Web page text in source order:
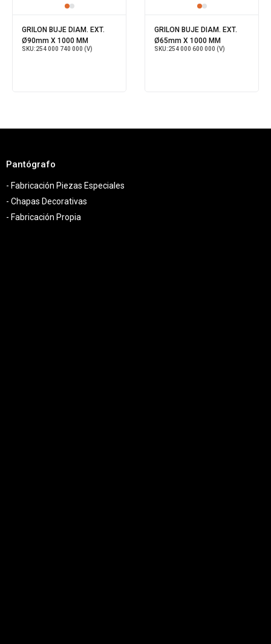
GRILON BUJE DIAM. EXT.
Ø90mm X 1000 MM
SKU:254 000 740 000 (V)
GRILON BUJE DIAM. EXT.
Ø65mm X 1000 MM
SKU:254 000 600 000 (V)
Pantógrafo
- Fabricación Piezas Especiales
- Chapas Decorativas
- Fabricación Propia